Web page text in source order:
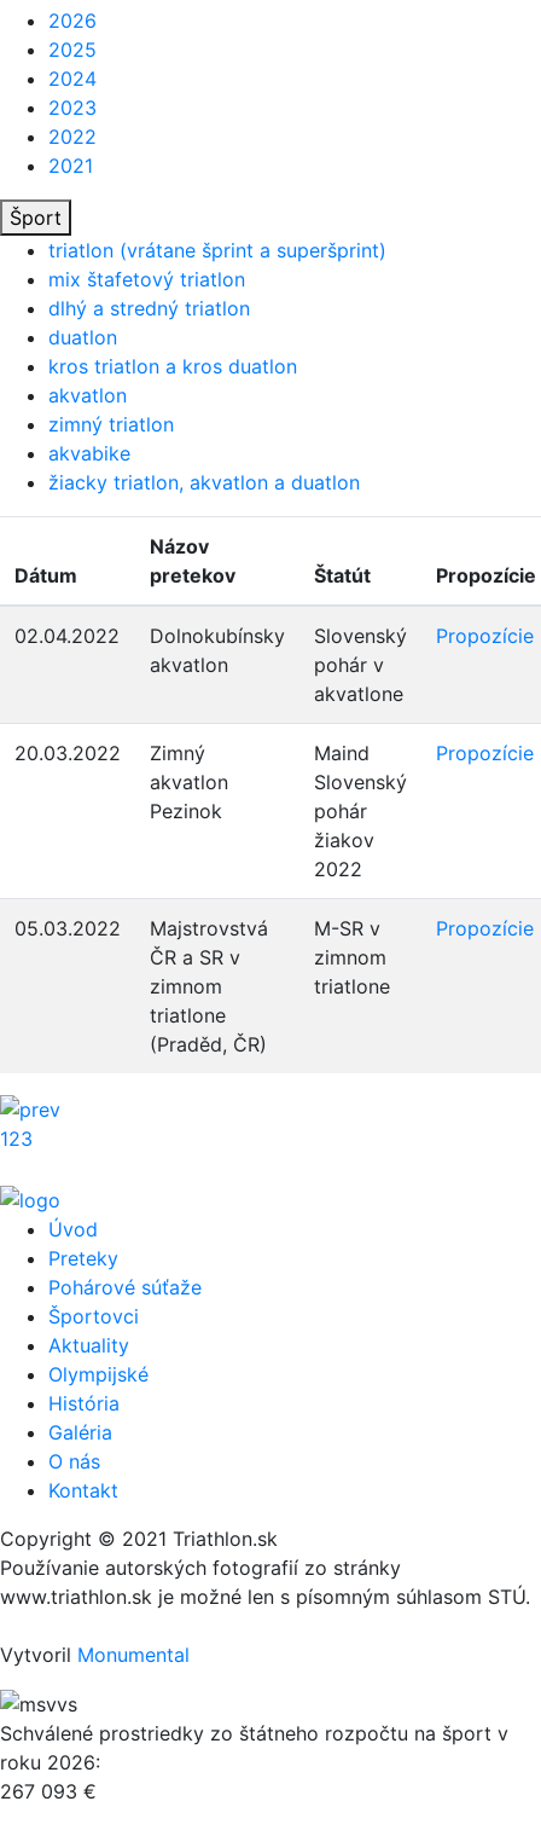
2026
2025
2024
2023
2022
2021
Šport
triatlon (vrátane šprint a superšprint)
mix štafetový triatlon
dlhý a stredný triatlon
duatlon
kros triatlon a kros duatlon
akvatlon
zimný triatlon
akvabike
žiacky triatlon, akvatlon a duatlon
Dátum
Názov
pretekov
Štatút Propozície
02.04.2022
Dolnokubínsky
akvatlon
Slovenský
pohár v
akvatlone
Propozície
20.03.2022
Zimný
akvatlon
Pezinok
Maind
Slovenský
pohár
žiakov
2022
Propozície
05.03.2022
Majstrovstvá
ČR a SR v
zimnom
triatlone
(Praděd, ČR)
M-SR v
zimnom
triatlone
Propozície
123
Úvod
Preteky
Pohárové súťaže
Športovci
Aktuality
Olympijské
História
Galéria
O nás
Kontakt
Copyright © 2021 Triathlon.sk
Používanie autorských fotografií zo stránky
www.triathlon.sk je možné len s písomným súhlasom STÚ.
Vytvoril Monumental
Schválené prostriedky zo štátneho rozpočtu na šport v
roku 2026:
267 093 €